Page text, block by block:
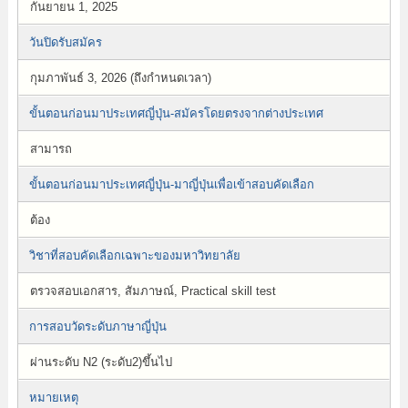
กันยายน 1, 2025
วันปิดรับสมัคร
กุมภาพันธ์ 3, 2026 (ถึงกำหนดเวลา)
ขั้นตอนก่อนมาประเทศญี่ปุ่น-สมัครโดยตรงจากต่างประเทศ
สามารถ
ขั้นตอนก่อนมาประเทศญี่ปุ่น-มาญี่ปุ่นเพื่อเข้าสอบคัดเลือก
ต้อง
วิชาที่สอบคัดเลือกเฉพาะของมหาวิทยาลัย
ตรวจสอบเอกสาร, สัมภาษณ์, Practical skill test
การสอบวัดระดับภาษาญี่ปุ่น
ผ่านระดับ N2 (ระดับ2)ขึ้นไป
หมายเหตุ